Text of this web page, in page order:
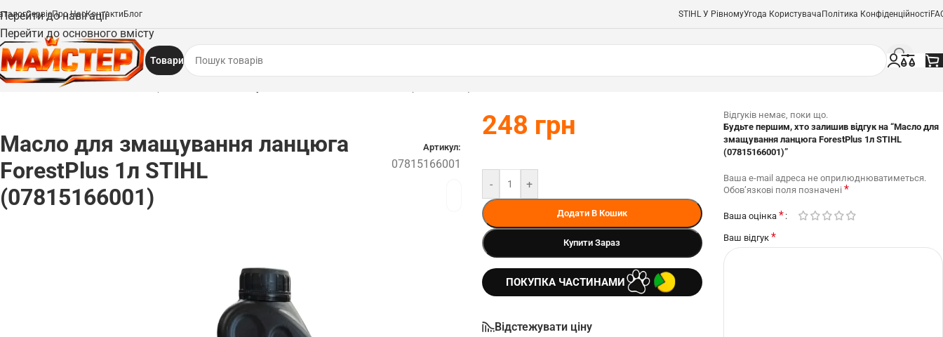
Перейти до навігації
Перейти до основного вмісту
СервісПро НасКонтакти Блог STIHL У РівномуУгода Користувача Політика Конфіденційності
Товари
Мастила та мастильні матеріали
Масло для змащування ланцюга
ForestPlus 1л STIHL
(07815166001)
Артикул:
07815166001
248 грн
- +
Додати В Кошик
Купити Зараз
ПОКУПКА ЧАСТИНАМИ
Відстежувати ціну
Відгуків немає, поки що.
Будьте першим, хто залишив відгук на “Масло для
змащування ланцюга ForestPlus 1л STIHL
(07815166001)”
Ваша e-mail адреса не оприлюднюватиметься.
Обов’язкові поля позначені *
Ваша оцінка *
Ваш відгук *